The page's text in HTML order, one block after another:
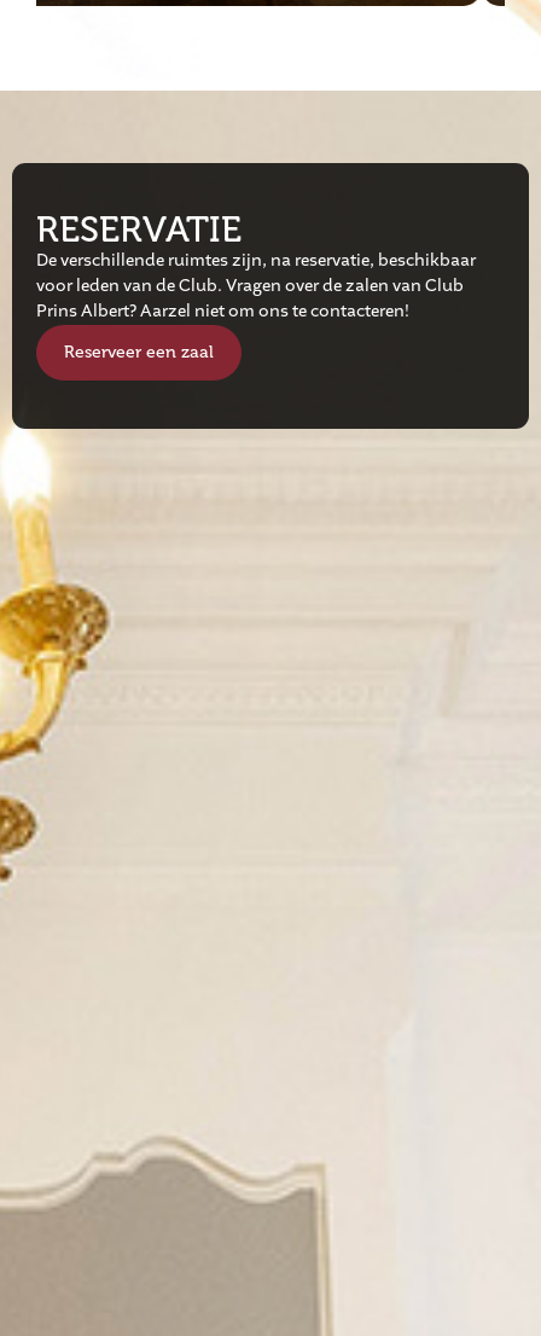
RESERVATIE
De verschillende ruimtes zijn, na reservatie, beschikbaar
voor leden van de Club. Vragen over de zalen van Club
Prins Albert? Aarzel niet om ons te contacteren!
Reserveer een zaal